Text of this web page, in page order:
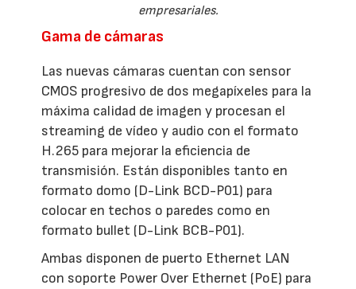
empresariales.
Gama de cámaras
Las nuevas cámaras cuentan con sensor
CMOS progresivo de dos megapíxeles para la
máxima calidad de imagen y procesan el
streaming de vídeo y audio con el formato
H.265 para mejorar la eficiencia de
transmisión. Están disponibles tanto en
formato domo (D-Link BCD-P01) para
colocar en techos o paredes como en
formato bullet (D-Link BCB-P01).
Ambas disponen de puerto Ethernet LAN
con soporte Power Over Ethernet (PoE) para